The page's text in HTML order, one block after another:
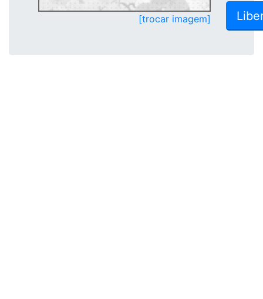
[trocar imagem]